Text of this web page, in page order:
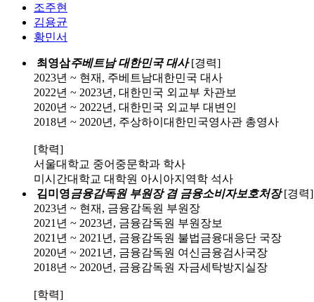
조주현
김용균
황민서
최영삼주베트남 대한민국 대사 [경력]
2023년 ~ 현재, 주베트남대한민국 대사
2022년 ~ 2023년, 대한민국 외교부 차관보
2020년 ~ 2022년, 대한민국 외교부 대변인
2018년 ~ 2020년, 주상하이대한민국영사관 총영사
[학력]
서울대학교 중어중문학과 학사
미시간대학교 대학원 아시아지역학 석사
김미영금융감독원 부원장 겸 금융소비자보호처장 [경력]
2023년 ~ 현재, 금융감독원 부원장
2021년 ~ 2023년, 금융감독원 부원장보
2021년 ~ 2021년, 금융감독원 불법금융대응단 국장
2020년 ~ 2021년, 금융감독원 여신금융검사국장
2018년 ~ 2020년, 금융감독원 자금세탁방지실장
[학력]